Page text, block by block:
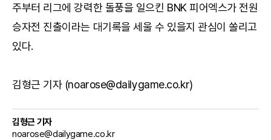
주부터 리그에 강력한 돌풍을 일으킨 BNK 피어엑스가 전원
승자전 진출이라는 대기록을 세울 수 있을지 관심이 쏠리고
있다.
김형근 기자 (noarose@dailygame.co.kr)
김형근 기자
noarose@dailygame.co.kr